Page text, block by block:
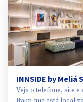
INNSIDE by Meliá
Veja o telefone, site